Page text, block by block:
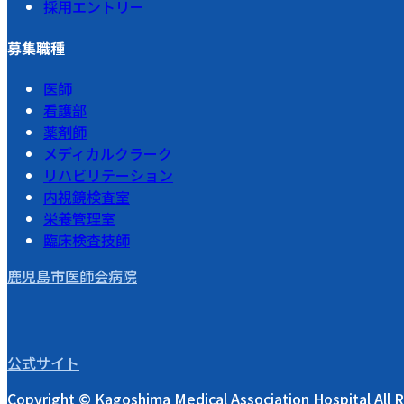
採用エントリー
募集職種
医師
看護部
薬剤師
メディカルクラーク
リハビリテーション
内視鏡検査室
栄養管理室
臨床検査技師
鹿児島市医師会病院
公式サイト
Copyright © Kagoshima Medical Association Hospital All